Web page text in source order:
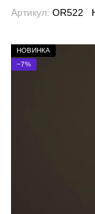
Артикул: OR522
НОВИНКА
−7%